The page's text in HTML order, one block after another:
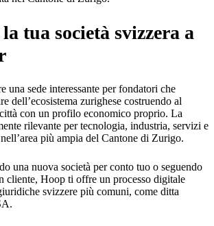
tua società svizzera a
una sede interessante per fondatori che
dell’ecosistema zurighese costruendo al
con un profilo economico proprio. La
rilevante per tecnologia, industria, servizi e
più ampia del Cantone di Zurigo.
una nuova società per conto tuo o seguendo
cliente, Hoop ti offre un processo digitale
svizzere più comuni, come ditta